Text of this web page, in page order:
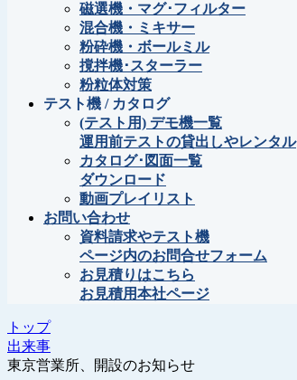
磁選機・マグ･フィルター
混合機・ミキサー
粉砕機・ボールミル
撹拌機･スターラー
粉粒体対策
テスト機 / カタログ
(テスト用) デモ機一覧
運用前テストの貸出しやレンタル
カタログ･図面一覧
ダウンロード
動画プレイリスト
お問い合わせ
資料請求やテスト機
ページ内のお問合せフォーム
お見積りはこちら
お見積用本社ページ
トップ
出来事
東京営業所、開設のお知らせ